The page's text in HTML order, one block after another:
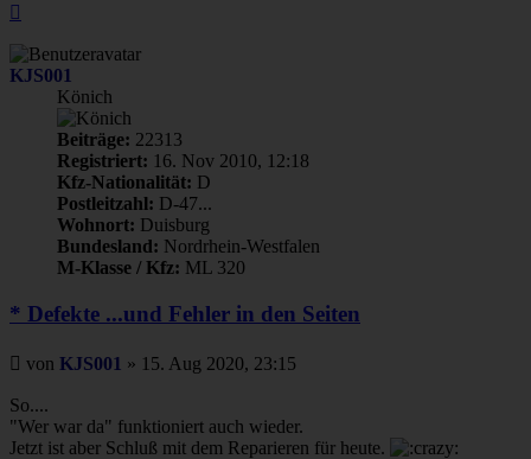
KJS001
Könich
Beiträge: 22313
Registriert: 16. Nov 2010, 12:18
Kfz-Nationalität: D
Postleitzahl: D-47...
Wohnort: Duisburg
Bundesland: Nordrhein-Westfalen
M-Klasse / Kfz: ML 320
* Defekte ...und Fehler in den Seiten
Beitrag
von KJS001 » 15. Aug 2020, 23:15
So....
"Wer war da" funktioniert auch wieder.
Jetzt ist aber Schluß mit dem Reparieren für heute.